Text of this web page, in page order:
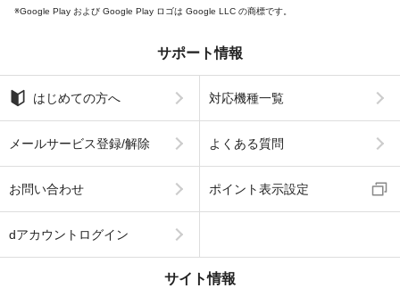
Google Play および Google Play ロゴは Google LLC の商標です。
サポート情報
はじめての方へ 対応機種一覧
メールサービス登録/解除 よくある質問
お問い合わせ ポイント表示設定
dアカウントログイン
サイト情報